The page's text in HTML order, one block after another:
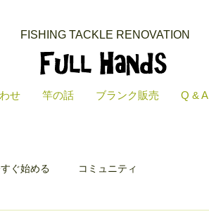
FISHING TACKLE RENOVATION​
せ 竿の話 ブランク販売 Q & A
ぐ始める コミュニティ